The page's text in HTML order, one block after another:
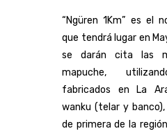
“Ngüren 1Km” es el
que tendrá lugar en
se darán cita las
mapuche,
fabricados en La
wanku (telar y
de primera de la